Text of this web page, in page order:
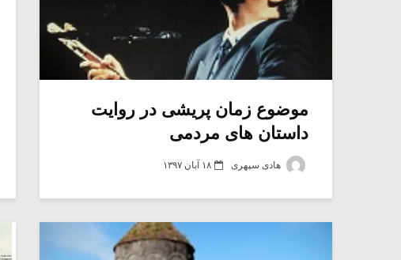
موضوع زمان پریشی در روایت
داستان های مردمی
هادی سپهری ۱۸ آبان ۱۳۹۷